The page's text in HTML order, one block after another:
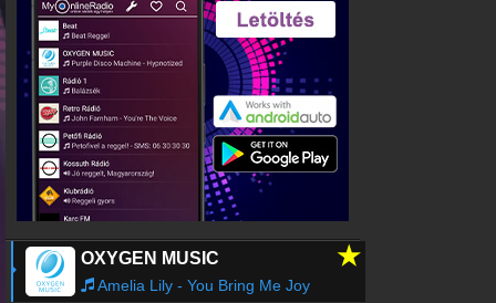
Rádió beágyazás
Ágyazd be weboldaladba
Online rádió készítés
Készítés lépésről lépésre
OXYGEN MUSIC ★
Amelia Lily - You Bring Me Joy